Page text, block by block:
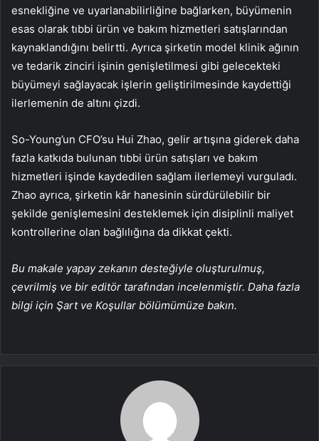
esnekliğine ve uyarlanabilirliğine bağlarken, büyümenin
esas olarak tıbbi ürün ve bakım hizmetleri satışlarından
kaynaklandığını belirtti. Ayrıca şirketin model klinik ağının
ve tedarik zinciri işinin genişletilmesi gibi gelecekteki
büyümeyi sağlayacak işlerin geliştirilmesinde kaydettiği
ilerlemenin de altını çizdi.
So-Young’un CFO’su Hui Zhao, gelir artışına giderek daha
fazla katkıda bulunan tıbbi ürün satışları ve bakım
hizmetleri işinde kaydedilen sağlam ilerlemeyi vurguladı.
Zhao ayrıca, şirketin kâr hanesinin sürdürülebilir bir
şekilde genişlemesini desteklemek için disiplinli maliyet
kontrollerine olan bağlılığına da dikkat çekti.
Bu makale yapay zekanın desteğiyle oluşturulmuş,
çevrilmiş ve bir editör tarafından incelenmiştir. Daha fazla
bilgi için Şart ve Koşullar bölümümüze bakın.